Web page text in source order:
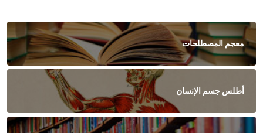
معجم المصطلحات
أطلس جسم الإنسان